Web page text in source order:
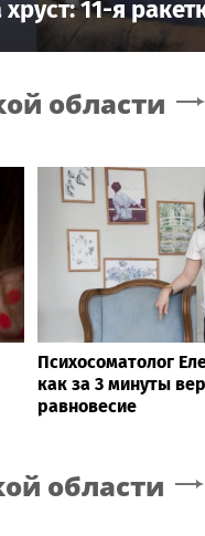
11-я
области
Психосоматолог
как за 3 минуты
равновесие
области